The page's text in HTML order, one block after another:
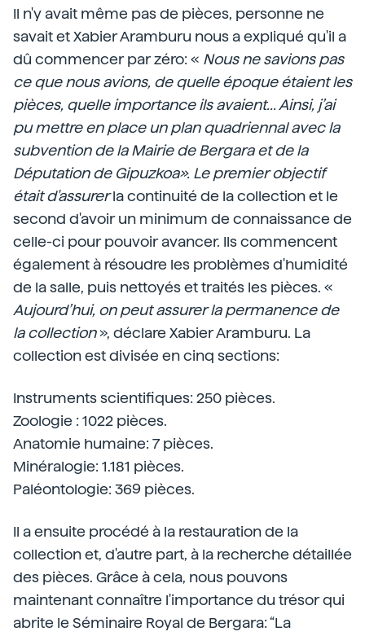
Il n'y avait même pas de pièces, personne ne
savait et Xabier Aramburu nous a expliqué qu'il a
dû commencer par zéro: « Nous ne savions pas
ce que nous avions, de quelle époque étaient les
pièces, quelle importance ils avaient... Ainsi, j’ai
pu mettre en place un plan quadriennal avec la
subvention de la Mairie de Bergara et de la
Députation de Gipuzkoa». Le premier objectif
était d'assurerla continuité de la collection et le
second d'avoir un minimum de connaissance de
celle-ci pour pouvoir avancer. Ils commencent
également à résoudre les problèmes d'humidité
de la salle, puis nettoyés et traités les pièces. «
Aujourd’hui, on peut assurer la permanence de
la collection», déclare Xabier Aramburu. La
collection est divisée en cinq sections:
Instruments scientifiques: 250 pièces.
Zoologie : 1022 pièces.
Anatomie humaine: 7 pièces.
Minéralogie: 1.181 pièces.
Paléontologie: 369 pièces.
Il a ensuite procédé à la restauration de la
collection et, d'autre part, à la recherche détaillée
des pièces. Grâce à cela, nous pouvons
maintenant connaître l'importance du trésor qui
abrite le Séminaire Royal de Bergara: “La